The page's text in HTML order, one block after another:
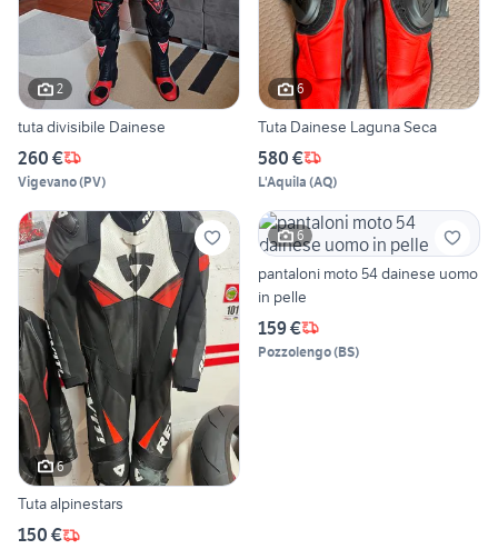
2
tuta divisibile Dainese
260 €
Vigevano(PV)
6
Tuta Dainese Laguna Seca
580 €
L'Aquila (AQ)
6
Tuta alpinestars
150 €
6
pantaloni moto 54 dainese uomo
in pelle
159 €
Pozzolengo(BS)